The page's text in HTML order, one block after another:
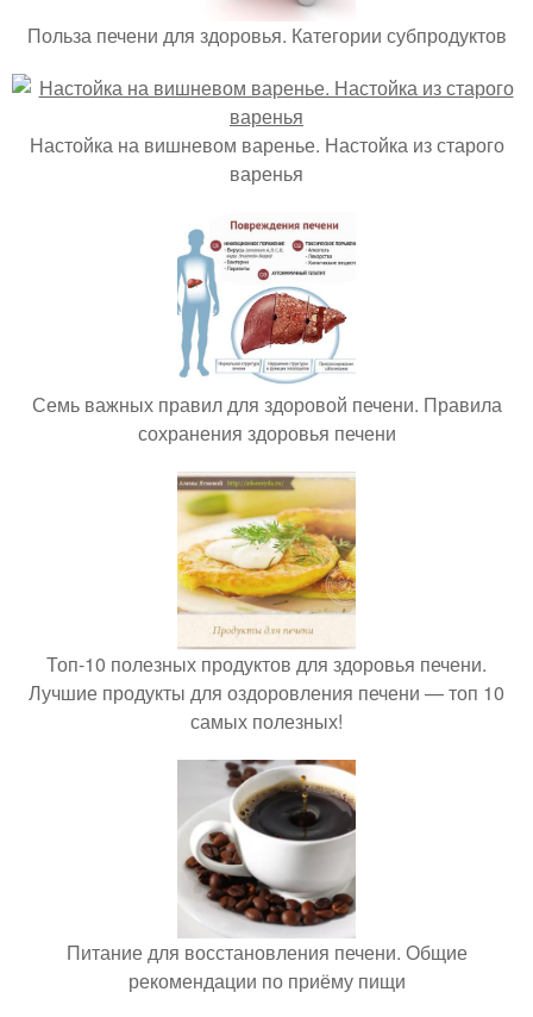
Польза печени для здоровья. Категории субпродуктов
Настойка на вишневом варенье. Настойка из старого
варенья
Семь важных правил для здоровой печени. Правила
сохранения здоровья печени
Топ-10 полезных продуктов для здоровья печени.
Лучшие продукты для оздоровления печени — топ 10
самых полезных!
Питание для восстановления печени. Общие
рекомендации по приёму пищи